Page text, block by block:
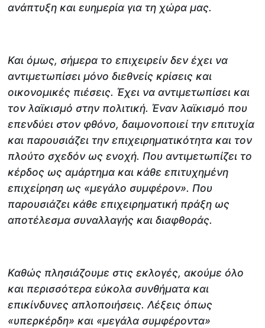
ανάπτυξη και ευημερία για τη χώρα μας.
Και όμως, σήμερα το επιχειρείν δεν έχει να
αντιμετωπίσει μόνο διεθνείς κρίσεις και
οικονομικές πιέσεις. Έχει να αντιμετωπίσει και
τον λαϊκισμό στην πολιτική. Έναν λαϊκισμό που
επενδύει στον φθόνο, δαιμονοποιεί την επιτυχία
και παρουσιάζει την επιχειρηματικότητα και τον
πλούτο σχεδόν ως ενοχή. Που αντιμετωπίζει το
κέρδος ως αμάρτημα και κάθε επιτυχημένη
επιχείρηση ως «μεγάλο συμφέρον». Που
παρουσιάζει κάθε επιχειρηματική πράξη ως
αποτέλεσμα συναλλαγής και διαφθοράς.
Καθώς πλησιάζουμε στις εκλογές, ακούμε όλο
και περισσότερα εύκολα συνθήματα και
επικίνδυνες απλοποιήσεις. Λέξεις όπως
«υπερκέρδη» και «μεγάλα συμφέροντα»